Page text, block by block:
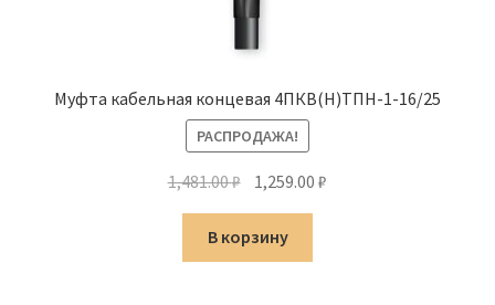
Муфта кабельная концевая 4ПКВ(Н)ТПН-1-16/25
РАСПРОДАЖА!
1,481.00₽ Первоначальная
составляла
1,481.00 ₽.
1,259.00₽
В корзину